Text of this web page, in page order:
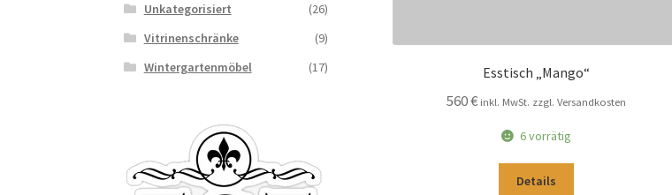
Esstisch „Mango“
560€ inkl. MwSt. zzgl. Versandkosten
6 vorrätig
Details
Unkategorisiert
(26)
Vitrinenschränke
(9)
Wintergartenmöbel
(17)